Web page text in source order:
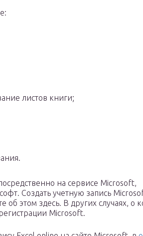
листов книги;
на сервисе Microsoft,
Создать учетную запись
об этом здесь. В других случаях, о
Microsoft.